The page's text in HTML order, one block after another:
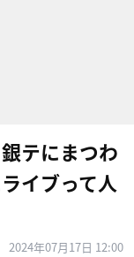
テにまつわ
イブって人
2024年07月17日 12:00